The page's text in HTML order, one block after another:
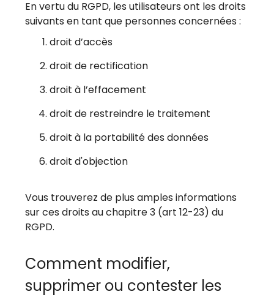
En vertu du RGPD, les utilisateurs ont les droits
suivants en tant que personnes concernées :
droit d’accès
droit de rectification
droit à l’effacement
droit de restreindre le traitement
droit à la portabilité des données
droit d'objection
Vous trouverez de plus amples informations
sur ces droits au chapitre 3 (art 12-23) du
RGPD.
Comment modifier,
supprimer ou contester les